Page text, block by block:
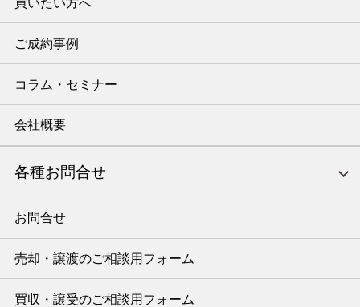
ご成約事例
コラム・セミナー
会社概要
各種お問合せ
お問合せ
売却・譲渡のご相談用フォーム
買収・譲受のご相談用フォーム